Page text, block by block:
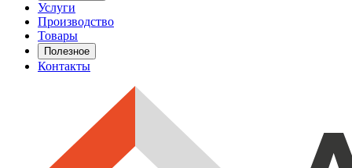
Услуги
Производство
Товары
Полезное
Контакты